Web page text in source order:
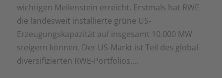
wichtigen Meilenstein erreicht. Erstmals hat RWE
die landesweit installierte grüne US-
Erzeugungskapazität auf insgesamt 10.000 MW
steigern können. Der US-Markt ist Teil des global
diversifizierten RWE-Portfolios....